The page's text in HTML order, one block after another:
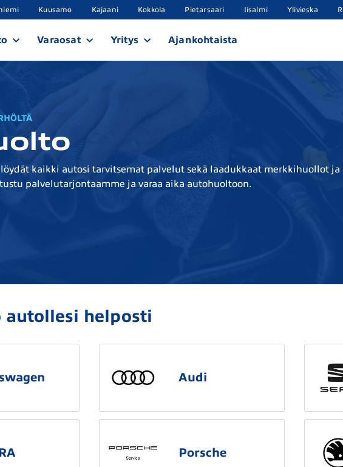
Kuusamo Kajaani Kokkola Pietarsaari Iisalmi Ylivieska
Varaosat Yritys Ajankohtaista
kaikki autosi tarvitsemat palvelut sekä laadukkaat merkkihuollot ja
palvelutarjontaamme ja varaa aika autohuoltoon.
autollesi helposti
Audi
Porsche